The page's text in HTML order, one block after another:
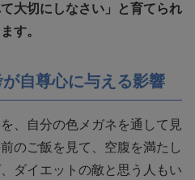
大切にしなさい」と育てられ
す。
自尊心に与える影響
、自分の色メガネを通して見
のご飯を見て、空腹を満たし
ダイエットの敵と思う人もい